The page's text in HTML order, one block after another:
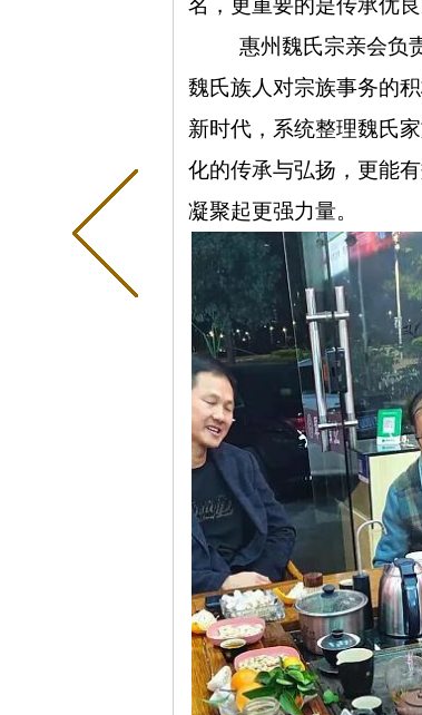
惠州魏氏宗亲会负
魏氏族人对宗族事务的
新时代，系统整理魏氏
化的传承与弘扬，更能
凝聚起更强力量。